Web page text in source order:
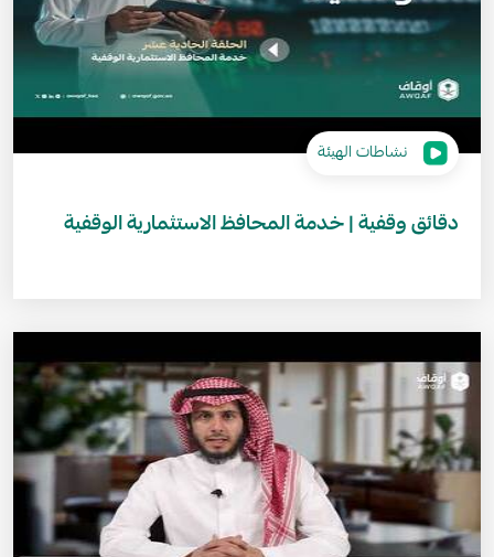
نشاطات الهيئة
دقائق وقفية | خدمة المحافظ الاستثمارية الوقفية